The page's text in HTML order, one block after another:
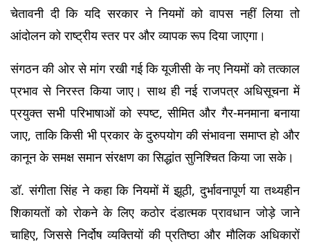
चेतावनी दी कि यदि सरकार ने नियमों को वापस नहीं लिया तो
आंदोलन को राष्ट्रीय स्तर पर और व्यापक रूप दिया जाएगा।
संगठन की ओर से मांग रखी गई कि यूजीसी के नए नियमों को तत्काल
प्रभाव से निरस्त किया जाए। साथ ही नई राजपत्र अधिसूचना में
प्रयुक्त सभी परिभाषाओं को स्पष्ट, सीमित और गैर-मनमाना बनाया
जाए, ताकि किसी भी प्रकार के दुरुपयोग की संभावना समाप्त हो और
कानून के समक्ष समान संरक्षण का सिद्धांत सुनिश्चित किया जा सके।
डॉ. संगीता सिंह ने कहा कि नियमों में झूठी, दुर्भावनापूर्ण या तथ्यहीन
शिकायतों को रोकने के लिए कठोर दंडात्मक प्रावधान जोड़े जाने
चाहिए, जिससे निर्दोष व्यक्तियों की प्रतिष्ठा और मौलिक अधिकारों